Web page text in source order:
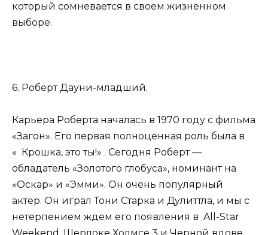
который сомневается в своем жизненном
выборе.
6. Роберт Дауни-младший.
Карьера Роберта началась в 1970 году с фильма
«Загон». Его первая полноценная роль была в
« Крошка, это ты!» . Сегодня Роберт —
обладатель «Золотого глобуса», номинант на
«Оскар» и «Эмми». Он очень популярный
актер. Он играл Тони Старка и Дулиттла, и мы с
нетерпением ждем его появления в All-Star
Weekend, Шерлоке Холмсе 3 и Черной вдове.